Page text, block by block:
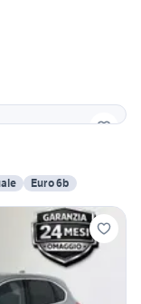
Euro 6b